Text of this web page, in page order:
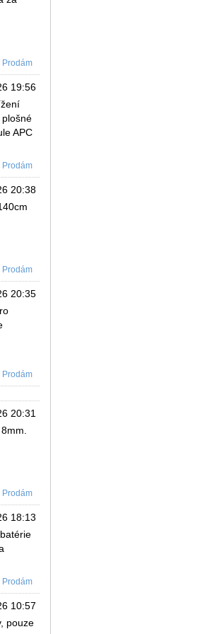
Prodám
19:56
APC
Prodám
20:38
Prodám
20:35
Prodám
20:31
Prodám
18:13
Prodám
10:57
pouze